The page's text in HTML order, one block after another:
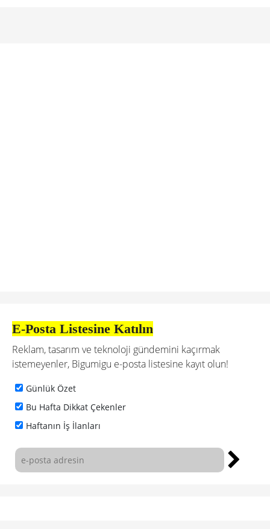
E-Posta Listesine Katılın
Reklam, tasarım ve teknoloji gündemini kaçırmak
istemeyenler, Bigumigu e-posta listesine kayıt olun!
Günlük Özet
Bu Hafta Dikkat Çekenler
Haftanın İş İlanları